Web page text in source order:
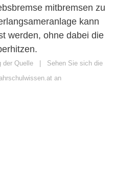
mitbremsen zu
kann
werden, ohne dabei die
der Quelle | Sehen Sie sich die
an